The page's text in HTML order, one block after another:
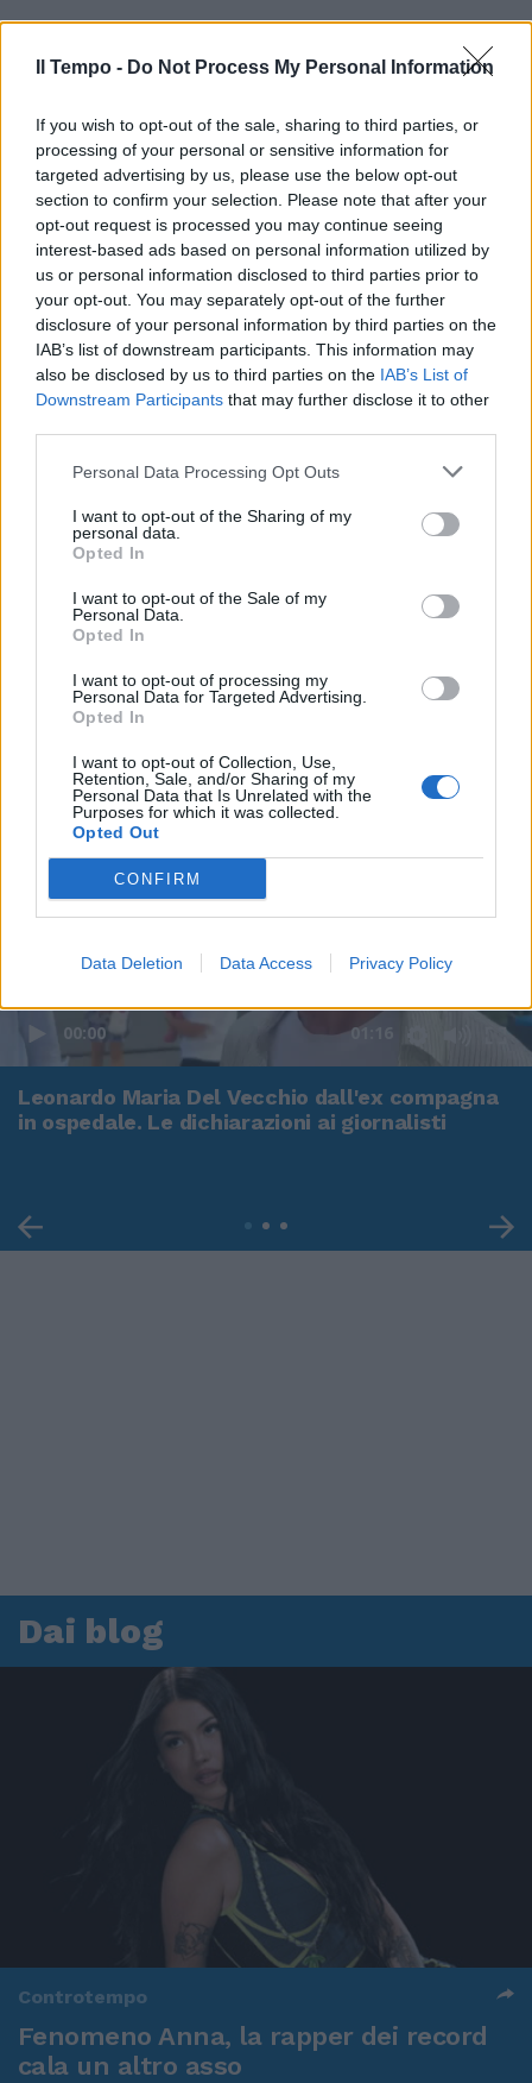
Il Tempo - Do Not Process My Personal Information
If you wish to opt-out of the sale, sharing to third parties, or
processing of your personal or sensitive information for
targeted advertising by us, please use the below opt-out
section to confirm your selection. Please note that after your
opt-out request is processed you may continue seeing
interest-based ads based on personal information utilized by
us or personal information disclosed to third parties prior to
your opt-out. You may separately opt-out of the further
disclosure of your personal information by third parties on the
IAB’s list of downstream participants. This information may
also be disclosed by us to third parties on the IAB’s List of
Downstream Participants that may further disclose it to other
Personal Data Processing Opt Outs
I want to opt-out of the Sharing of my
personal data.
Opted In
I want to opt-out of the Sale of my
Personal Data.
Opted In
I want to opt-out of processing my
Personal Data for Targeted Advertising.
Opted In
I want to opt-out of Collection, Use,
Retention, Sale, and/or Sharing of my
Personal Data that Is Unrelated with the
Purposes for which it was collected.
Opted Out
CONFIRM
Data Deletion Data Access Privacy Policy
00:00 01:16
Leonardo Maria Del Vecchio dall'ex compagna
in ospedale. Le dichiarazioni ai giornalisti
Dai blog
Controtempo
Fenomeno Anna, la rapper dei record
cala un altro asso